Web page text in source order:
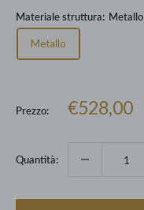
Materiale struttura: Metallo
Metallo
Prezzo:
Prezzo
€528,00
Quantità: